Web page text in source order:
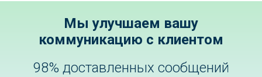
Мы улучшаем вашу
коммуникацию с клиентом
98% доставленных сообщений